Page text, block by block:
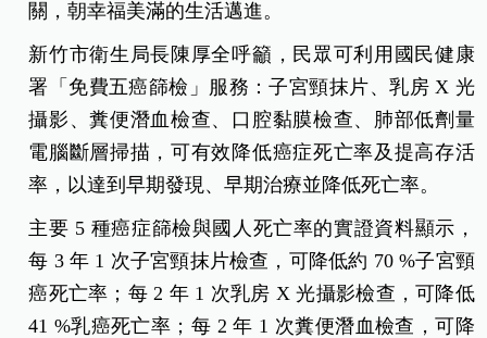
關，朝幸福美滿的生活邁進。
新竹市衛生局長陳厚全呼籲，民眾可利用國民健康
署「免費五癌篩檢」服務：子宮頸抹片、乳房 X 光
攝影、糞便潛血檢查、口腔黏膜檢查、肺部低劑量
電腦斷層掃描，可有效降低癌症死亡率及提高存活
率，以達到早期發現、早期治療並降低死亡率。
主要 5 種癌症篩檢與國人死亡率的實證資料顯示，
每 3 年 1 次子宮頸抹片檢查，可降低約 70 %子宮頸
癌死亡率；每 2 年 1 次乳房 X 光攝影檢查，可降低
41 %乳癌死亡率；每 2 年 1 次糞便潛血檢查，可降